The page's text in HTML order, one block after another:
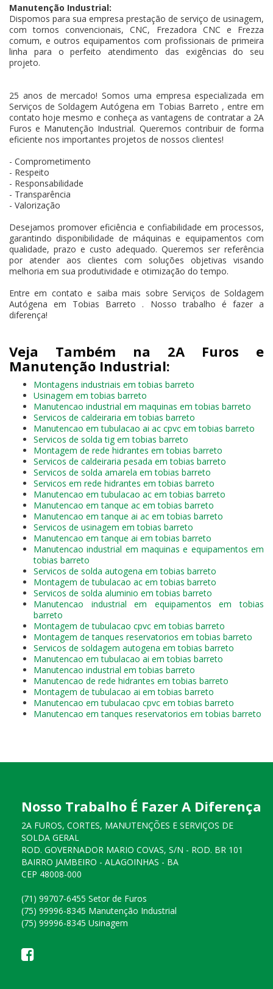
Manutenção Industrial:
Dispomos para sua empresa prestação de serviço de usinagem,
com tornos convencionais, CNC, Frezadora CNC e Frezza
comum, e outros equipamentos com profissionais de primeira
linha para o perfeito atendimento das exigências do seu
projeto.
25 anos de mercado! Somos uma empresa especializada em
Serviços de Soldagem Autógena em Tobias Barreto , entre em
contato hoje mesmo e conheça as vantagens de contratar a 2A
Furos e Manutenção Industrial. Queremos contribuir de forma
eficiente nos importantes projetos de nossos clientes!
- Comprometimento
- Respeito
- Responsabilidade
- Transparência
- Valorização
Desejamos promover eficiência e confiabilidade em processos,
garantindo disponibilidade de máquinas e equipamentos com
qualidade, prazo e custo adequado. Queremos ser referência
por atender aos clientes com soluções objetivas visando
melhoria em sua produtividade e otimização do tempo.
Entre em contato e saiba mais sobre Serviços de Soldagem
Autógena em Tobias Barreto . Nosso trabalho é fazer a
diferença!
Veja Também na 2A Furos e
Manutenção Industrial:
Montagens industriais em tobias barreto
Usinagem em tobias barreto
Manutencao industrial em maquinas em tobias barreto
Servicos de caldeiraria em tobias barreto
Manutencao em tubulacao ai ac cpvc em tobias barreto
Servicos de solda tig em tobias barreto
Montagem de rede hidrantes em tobias barreto
Servicos de caldeiraria pesada em tobias barreto
Servicos de solda amarela em tobias barreto
Servicos em rede hidrantes em tobias barreto
Manutencao em tubulacao ac em tobias barreto
Manutencao em tanque ac em tobias barreto
Manutencao em tanque ai ac em tobias barreto
Servicos de usinagem em tobias barreto
Manutencao em tanque ai em tobias barreto
Manutencao industrial em maquinas e equipamentos em
tobias barreto
Servicos de solda autogena em tobias barreto
Montagem de tubulacao ac em tobias barreto
Servicos de solda aluminio em tobias barreto
Manutencao industrial em equipamentos em tobias
barreto
Montagem de tubulacao cpvc em tobias barreto
Montagem de tanques reservatorios em tobias barreto
Servicos de soldagem autogena em tobias barreto
Manutencao em tubulacao ai em tobias barreto
Manutencao industrial em tobias barreto
Manutencao de rede hidrantes em tobias barreto
Montagem de tubulacao ai em tobias barreto
Manutencao em tubulacao cpvc em tobias barreto
Manutencao em tanques reservatorios em tobias barreto
Nosso Trabalho É Fazer A Diferença
2A FUROS, CORTES, MANUTENÇÕES E SERVIÇOS DE
SOLDA GERAL
ROD. GOVERNADOR MARIO COVAS, S/N - ROD. BR 101
BAIRRO JAMBEIRO - ALAGOINHAS - BA
CEP 48008-000
(71) 99707-6455 Setor de Furos
(75) 99996-8345 Manutenção Industrial
(75) 99996-8345 Usinagem